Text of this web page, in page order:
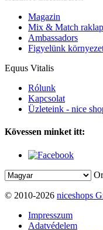
Magazin
Mix & Match
Ambassadors
Figyelünk
Equus Vitalis
Rólunk
Kapcsolat
Üzleteink - nice
Kövessen minket itt:
© 2010-2026 niceshops
Impresszum
Adatvédelem